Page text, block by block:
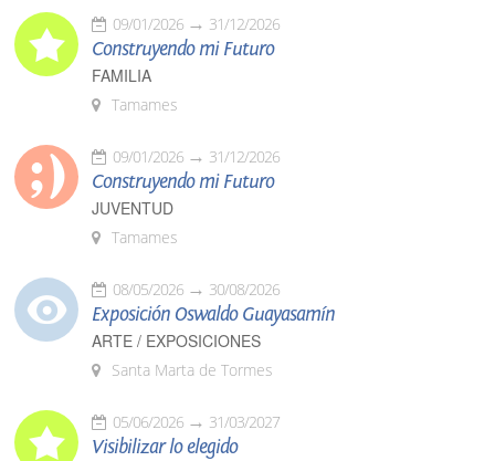
09/01/2026 31/12/2026
Construyendo mi Futuro
FAMILIA
Tamames
09/01/2026 31/12/2026
Construyendo mi Futuro
JUVENTUD
Tamames
08/05/2026 30/08/2026
Exposición Oswaldo Guayasamín
ARTE / EXPOSICIONES
Santa Marta de Tormes
05/06/2026 31/03/2027
Visibilizar lo elegido